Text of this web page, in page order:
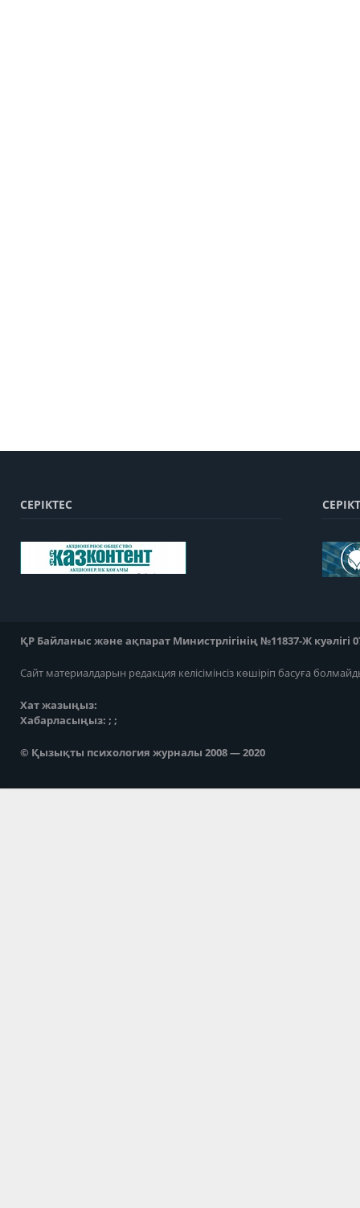
СЕРІКТЕС
ҚР Байланыс және ақпарат Министрлігінің №11837-Ж куәлігі
Сайт материалдарын редакция келісімінсіз көшіріп басуға
Хат жазыңыз:
Хабарласыңыз: ; ;
© Қызықты психология журналы 2008 — 2020